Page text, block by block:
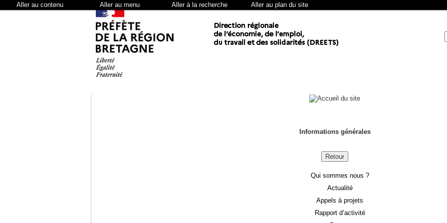
Aller au contenu Aller au menu Aller à la recherche Aller au plan du site
Informations générales
Retour
Qui sommes nous ?
Actualité
Appels à projets
Rapport d’activité